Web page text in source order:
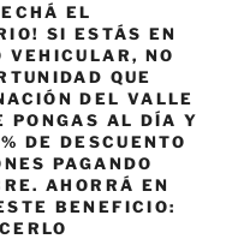
EL
SI ESTÁS EN
VEHICULAR, NO
QUE
DEL VALLE
PONGAS AL DÍA Y
DE DESCUENTO
PAGANDO
AHORRÁ EN
BENEFICIO: